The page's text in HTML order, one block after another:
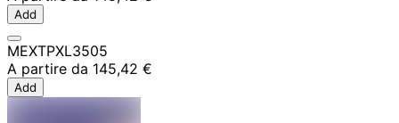
Add
MEXTPXL3505
A partire da 145,42 €
Add